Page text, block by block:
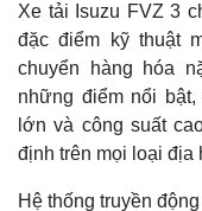
Xe tải Isuzu FVZ 3
đặc điểm kỹ thuật
chuyển hàng hóa
những điểm nổi
lớn và công suất
định trên mọi loại địa
Hệ thống truyền